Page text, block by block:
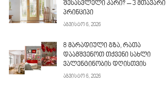
შესასვლელი კარი? – 3 მთავარი
პრინციპი
აგვისტო 6, 2026
8 მარადიული გზა, რათა
დაამშვენოთ თქვენი სახლი
ვალენტინობის დღისთვის
აგვისტო 6, 2026